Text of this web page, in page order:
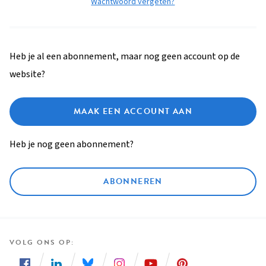
Heb je al een abonnement, maar nog geen account op de
website?
MAAK EEN ACCOUNT AAN
Heb je nog geen abonnement?
ABONNEREN
VOLG ONS OP